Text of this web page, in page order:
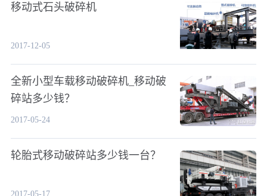
移动式石头破碎机
2017-12-05
全新小型车载移动破碎机_移动破
碎站多少钱？
2017-05-24
轮胎式移动破碎站多少钱一台？
2017-05-17